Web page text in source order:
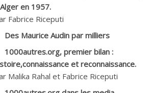
Kouider
Ahmed dit le Coiffeur
Mohamed
en 1957.
Fabrice Riceputi
Des Maurice Audin par milliers
1000autres.org, premier bilan :
et reconnaissance.
Malika Rahal et Fabrice Riceputi